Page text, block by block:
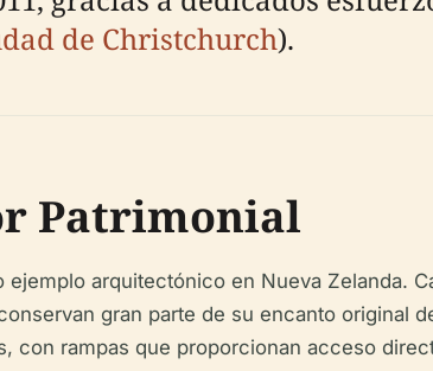
de Christchurch).
Patrimonial
arquitectónico en Nueva Zelanda.
gran parte de su encanto original
con rampas que proporcionan acceso